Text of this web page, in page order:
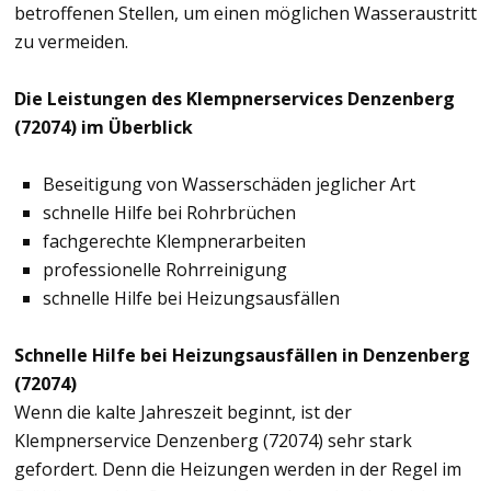
betroffenen Stellen, um einen möglichen Wasseraustritt
zu vermeiden.
Die Leistungen des Klempnerservices Denzenberg
(72074) im Überblick
Beseitigung von Wasserschäden jeglicher Art
schnelle Hilfe bei Rohrbrüchen
fachgerechte Klempnerarbeiten
professionelle Rohrreinigung
schnelle Hilfe bei Heizungsausfällen
Schnelle Hilfe bei Heizungsausfällen in Denzenberg
(72074)
Wenn die kalte Jahreszeit beginnt, ist der
Klempnerservice Denzenberg (72074) sehr stark
gefordert. Denn die Heizungen werden in der Regel im